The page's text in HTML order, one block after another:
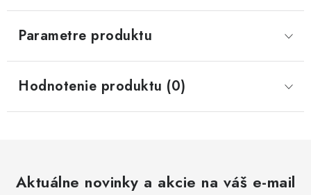
Parametre produktu
Hodnotenie produktu (0)
Aktuálne novinky a akcie na váš e-mail